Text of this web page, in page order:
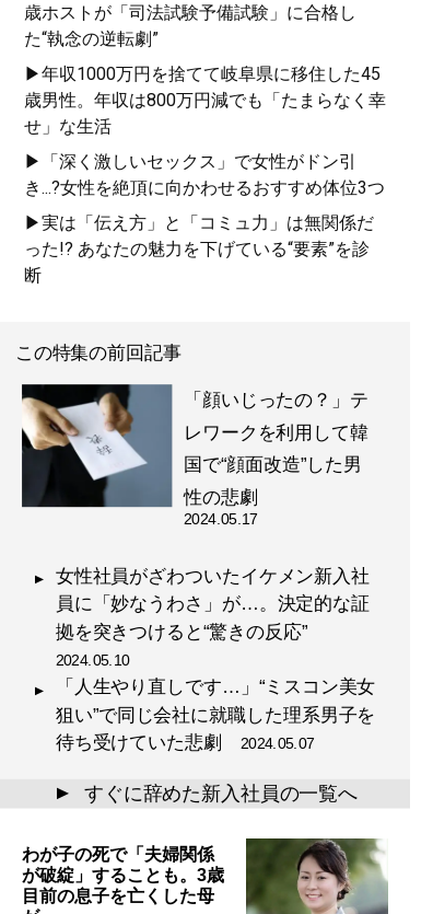
歳ホストが「司法試験予備試験」に合格し
た“執念の逆転劇”
▶年収1000万円を捨てて岐阜県に移住した45
歳男性。年収は800万円減でも「たまらなく幸
せ」な生活
▶「深く激しいセックス」で女性がドン引
き...?女性を絶頂に向かわせるおすすめ体位3つ
▶実は「伝え方」と「コミュ力」は無関係だ
った!? あなたの魅力を下げている“要素”を診
断
この特集の前回記事
「顔いじったの？」テ
レワークを利用して韓
国で“顔面改造”した男
性の悲劇
2024.05.17
女性社員がざわついたイケメン新入社
員に「妙なうわさ」が…。決定的な証
拠を突きつけると“驚きの反応”
2024.05.10
「人生やり直しです…」“ミスコン美女
狙い”で同じ会社に就職した理系男子を
待ち受けていた悲劇
2024.05.07
▲ すぐに辞めた新入社員の一覧へ
わが子の死で「夫婦関係
が破綻」することも。3歳
目前の息子を亡くした母